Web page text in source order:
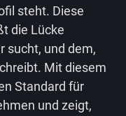
steht. Diese
die Lücke
sucht, und dem,
Mit diesem
Standard für
und zeigt,